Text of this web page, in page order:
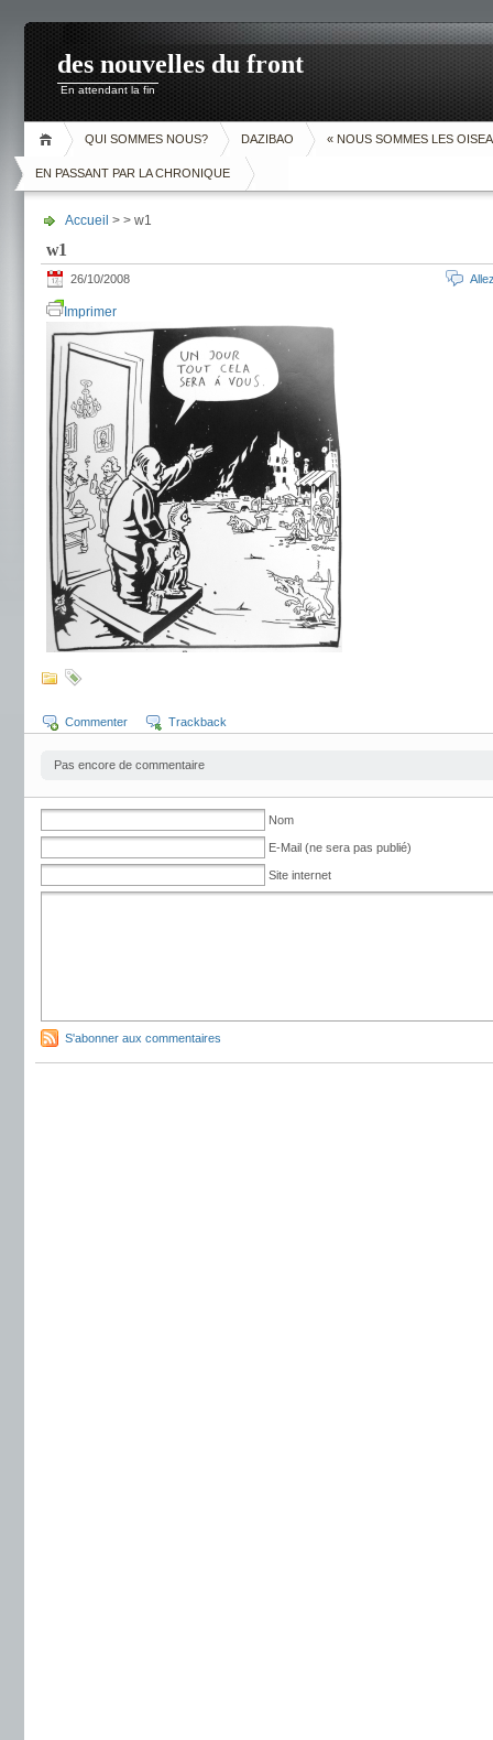
des nouvelles du front
En attendant la fin
QUI SOMMES NOUS? DAZIBAO « NOUS SOMMES LES
EN PASSANT PAR LA CHRONIQUE
Accueil > > w1
w1
26/10/2008
Imprimer
Commenter Trackback
Pas encore de commentaire
Nom
E-Mail (ne sera pas publié)
Site internet
S'abonner aux commentaires